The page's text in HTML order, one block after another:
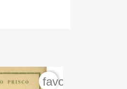
favorite_border